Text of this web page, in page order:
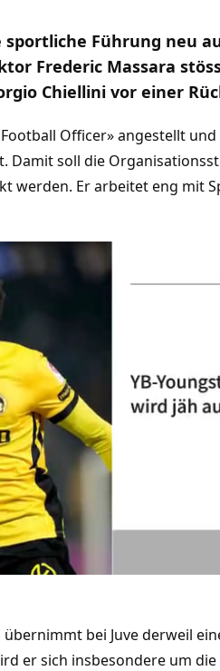
Führung neu
Frederic Massara
Chiellini vor einer
Officer» angestellt
Damit soll die
werden. Er arbeitet eng mit
bei Juve derweil
er sich insbesondere um